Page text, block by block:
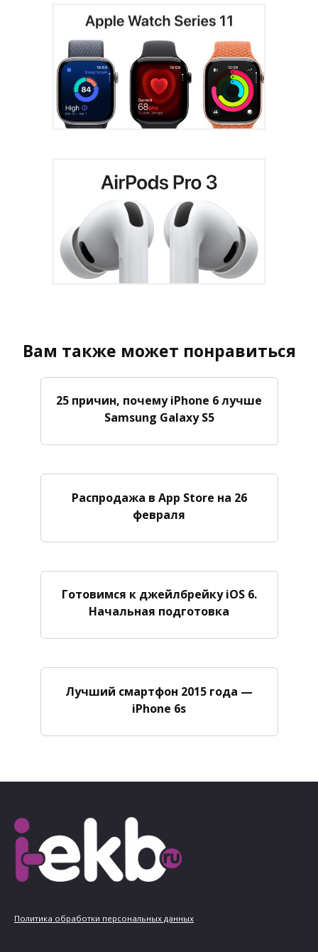
Вам также может понравиться
25 причин, почему iPhone 6 лучше
Samsung Galaxy S5
Распродажа в App Store на 26
февраля
Готовимся к джейлбрейку iOS 6.
Начальная подготовка
Лучший смартфон 2015 года —
iPhone 6s
Политика обработки персональных данных